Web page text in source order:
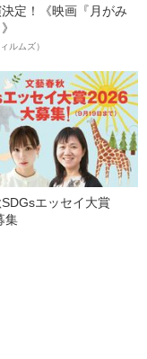
定！《映画『月がみ
ルムズ）
エッセイ大賞
集